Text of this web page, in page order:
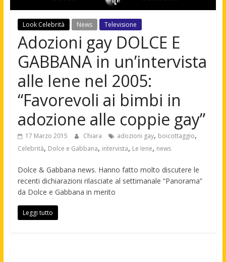
Look Celebrità News Televisione
Adozioni gay DOLCE E
GABBANA in un’intervista
alle Iene nel 2005:
“Favorevoli ai bimbi in
adozione alle coppie gay”
17 Marzo 2015 Chiara adozioni gay, boicottaggio,
Celebrità, Dolce e Gabbana, intervista, Le Iene, news
Dolce & Gabbana news. Hanno fatto molto discutere le
recenti dichiarazioni rilasciate al settimanale “Panorama”
da Dolce e Gabbana in merito
Leggi tutto